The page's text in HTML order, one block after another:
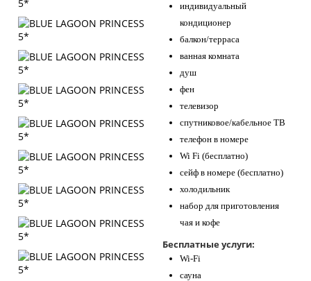
индивидуальный
кондиционер
балкон/терраса
ванная комната
душ
фен
телевизор
спутниковое/кабельное ТВ
телефон в номере
Wi Fi (бесплатно)
сейф в номере (бесплатно)
холодильник
набор для приготовления
чая и кофе
Бесплатные услуги:
Wi-Fi
сауна